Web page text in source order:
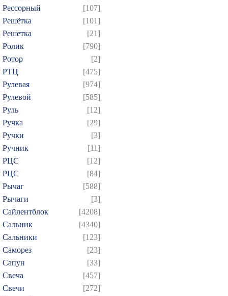
Рессорный
[107]
Решётка
[101]
Решетка
[21]
Ролик
[790]
Ротор
[2]
РТЦ
[475]
Рулевая
[974]
Рулевой
[585]
Руль
[12]
Ручка
[29]
Ручки
[3]
Ручник
[11]
РЦC
[12]
РЦС
[84]
Рычаг
[588]
Рычаги
[3]
Сайлентблок
[4208]
Сальник
[4340]
Сальники
[123]
Саморез
[23]
Сапун
[33]
Свеча
[457]
Свечи
[272]